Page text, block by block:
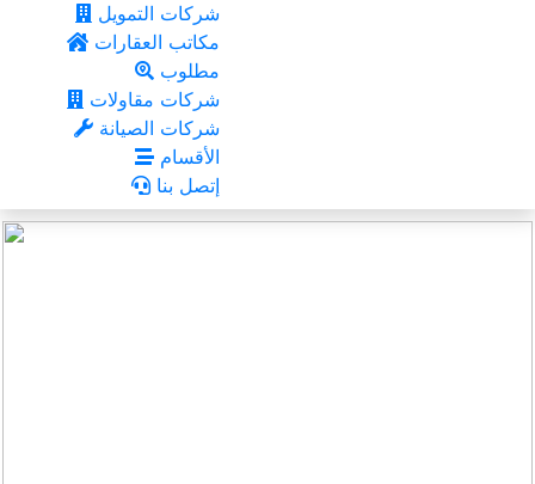
شركات التمويل
مكاتب العقارات
مطلوب
شركات مقاولات
شركات الصيانة
الأقسام
إتصل بنا